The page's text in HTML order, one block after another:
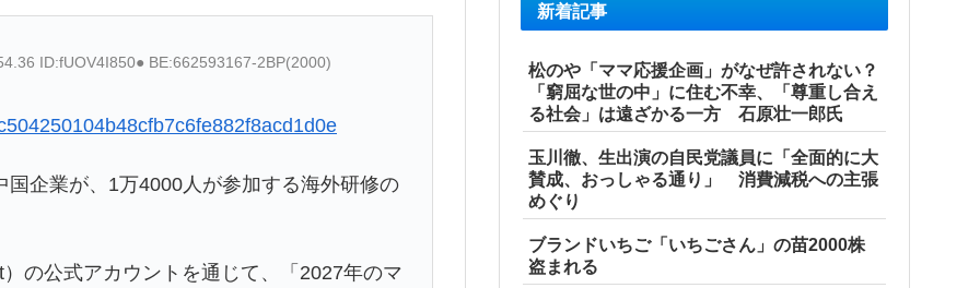
ID:fUOV4I850● BE:662593167-2BP(2000)
企業が、1万4000人が参加する海外研修の
の公式アカウントを通じて、「2027年のマ
新着記事
松のや「ママ応援企画」がなぜ許されない？
「窮屈な世の中」に住む不幸、「尊重し合え
る社会」は遠ざかる一方 石原壮一郎氏
玉川徹、生出演の自民党議員に「全面的に大
賛成、おっしゃる通り」 消費減税への主張
めぐり
ブランドいちご「いちごさん」の苗2000株
盗まれる